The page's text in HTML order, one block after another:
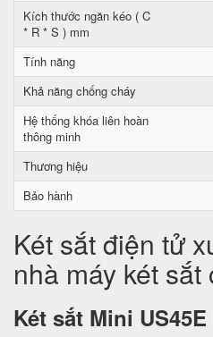
Kích thước ngăn kéo ( C
* R * S ) mm
Tính năng
Khả năng chống cháy
Hệ thống khóa liên hoàn
thông minh
Thương hiệu
Bảo hành
Két sắt điện tử
nhà máy két sắt
Két sắt Mini